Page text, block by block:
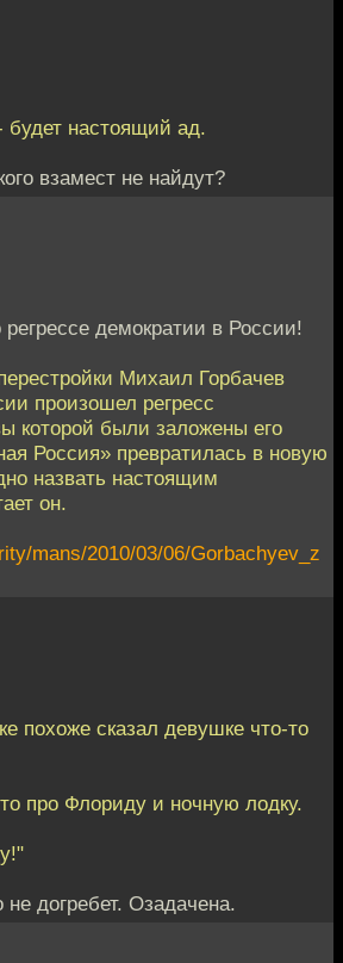
настоящий ад.
взамест не найдут?
демократии в России!
Михаил Горбачев
произошел регресс
которой были заложены его
Россия» превратилась в новую
назвать настоящим
он.
mans/2010/03/06/Gorbachyev_z
похоже сказал девушке что-то
про Флориду и ночную лодку.
не догребет. Озадачена.